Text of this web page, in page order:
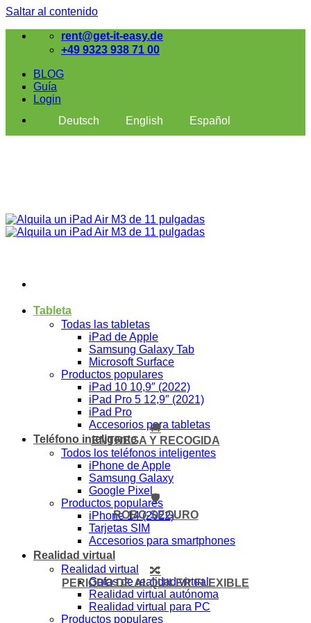
Saltar al contenido
rent@get-it-easy.de
+49 9323 938 71 00
BLOG
Guía
Login
Deutsch
English Español
Tableta
Todas las tabletas
iPad de Apple
Samsung Galaxy Tab
Microsoft Surface
Productos populares
iPad 10 10,9″ (2022)
iPad Pro 5 12,9″ (2021)
iPad Pro
Accesorios para tabletas
Teléfono inteligente
Todos los teléfonos inteligentes
iPhone de Apple
Samsung Galaxy
Google Pixel
Productos populares
iPhone 14 (2022)
Tarjetas SIM
Accesorios para smartphones
Realidad virtual
Realidad virtual
Gafas de realidad virtual
Realidad virtual autónoma
Realidad virtual para PC
Productos populares
🚚
ENTREGA Y RECOGIDA
🛡️
ROBO-SEGURO
🔀
PERIODO DE ALQUILER FLEXIBLE